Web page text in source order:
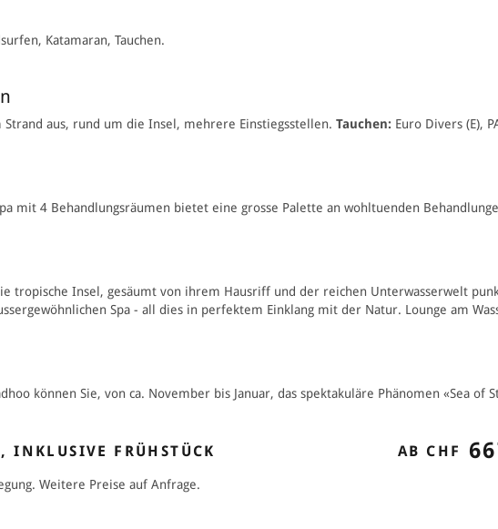
Katamaran, Tauchen.
aus, rund um die Insel, mehrere Einstiegsstellen. Tauchen: Euro Divers (E),
mit 4 Behandlungsräumen bietet eine grosse Palette an wohltuenden
tropische Insel, gesäumt von ihrem Hausriff und der reichen Unterwasserwelt
Spa - all dies in perfektem Einklang mit der Natur. Lounge am
können Sie, von ca. November bis Januar, das spektakuläre Phänomen «Sea
INKLUSIVE FRÜHSTÜCK AB CHF
Weitere Preise auf Anfrage.